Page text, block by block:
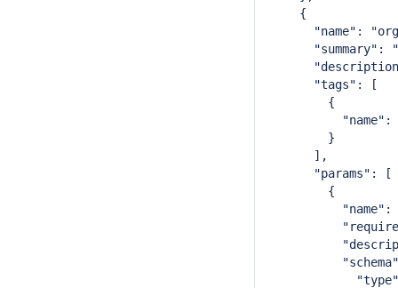
{
"name":
"summary":
"description":
"tags": [
{
"name":
}
],
"params": [
{
"name":
"description":
"type":